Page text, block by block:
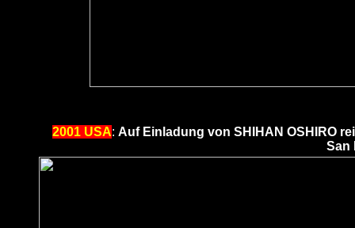
2001 USA: Auf Einladung von SHIHAN OSHIRO
San